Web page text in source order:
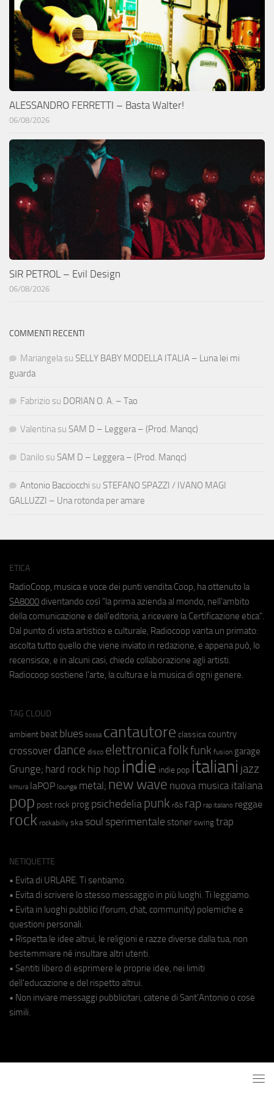
ALESSANDRO FERRETTI – Basta Walter!
06/08/2026
SIR PETROL – Evil Design
06/08/2026
COMMENTI RECENTI
Mariangela su SELLY BABY MODELLA ITALIA – Luna lei mi
guarda
Fabrizio su DORIAN O. A. – Tao
Valentina su SAM D – Leggera – (Prod. Manqc)
Danilo su SAM D – Leggera – (Prod. Manqc)
Antonio Bacciocchi su STEFANO SPAZZI / IVANO MAGI
GALLUZZI – Una rotonda per amare
ETICA
RadioCoop, musica e voce dei punti vendita Coop, ha ottenuto la
SA8000 diventando così "la prima azienda al mondo, nell'ambito
della comunicazione e dell'editoria, a ricevere la Certificazione etica".
Dal punto di vista artistico e culturale, Radiocoop vanta un primato:
ascolta tutto quello che viene inviato in redazione, e appena può, lo
recensisce, e in alcuni casi, chiede collaborazione agli artisti.
Radiocoop sostiene l'arte, la cultura e la musica di ogni genere.
TAG CLOUD
ambient beat blues bossa cantautore classica country
crossover dance disco elettronicafolkfunk fusion garage
Grunge; hard rock hip hop indie indie pop italiani jazz
kimura laPOP lounge metal; new wave nuova musica italiana
pop post rock prog psichedeliapunk r&b rap rap italiano reggae
rock rockabilly ska soul sperimentale stoner swing trap
NETIQUETTE
• Evita di URLARE. Ti sentiamo.
• Evita di scrivere lo stesso messaggio in più luoghi. Ti leggiamo.
• Evita in luoghi pubblici (forum, chat, community) polemiche e
questioni personali.
• Rispetta le idee altrui, le religioni e razze diverse dalla tua, non
bestemmiare né insultare altri utenti.
• Sentiti libero di esprimere le proprie idee, nei limiti
dell'educazione e del rispetto altrui.
• Non inviare messaggi pubblicitari, catene di Sant'Antonio o cose
simili.